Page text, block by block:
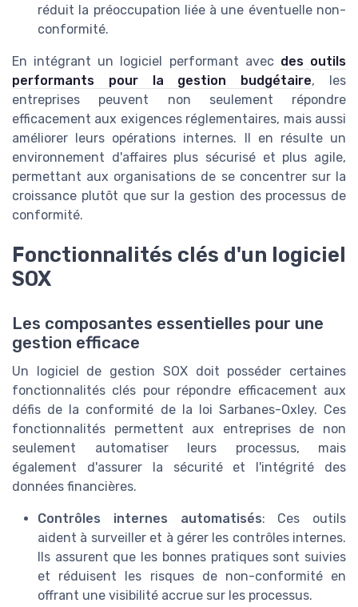
réduit la préoccupation liée à une éventuelle non-
conformité.
En intégrant un logiciel performant avec des outils
performants pour la gestion budgétaire, les
entreprises peuvent non seulement répondre
efficacement aux exigences réglementaires, mais aussi
améliorer leurs opérations internes. Il en résulte un
environnement d'affaires plus sécurisé et plus agile,
permettant aux organisations de se concentrer sur la
croissance plutôt que sur la gestion des processus de
conformité.
Fonctionnalités clés d'un logiciel
SOX
Les composantes essentielles pour une
gestion efficace
Un logiciel de gestion SOX doit posséder certaines
fonctionnalités clés pour répondre efficacement aux
défis de la conformité de la loi Sarbanes-Oxley. Ces
fonctionnalités permettent aux entreprises de non
seulement automatiser leurs processus, mais
également d'assurer la sécurité et l'intégrité des
données financières.
Contrôles internes automatisés: Ces outils
aident à surveiller et à gérer les contrôles internes.
Ils assurent que les bonnes pratiques sont suivies
et réduisent les risques de non-conformité en
offrant une visibilité accrue sur les processus.